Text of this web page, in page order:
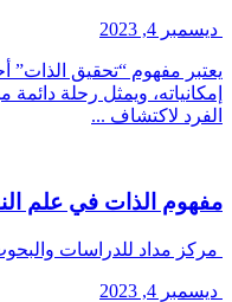
ديسمبر 4, 2023
يعتبر مفهوم “تحقيق الذات”
إمكانياته، ويمثل رحلة
الفرد لاكتشاف ...
مفهوم الذات في علم
مركز مداد للدراسات
ديسمبر 4, 2023